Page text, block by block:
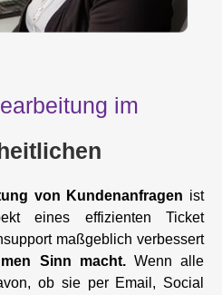
im
von Kundenanfragen ist
eines effizienten Ticket
maßgeblich verbessert
Sinn macht.Wenn alle
ob sie per Email, Social